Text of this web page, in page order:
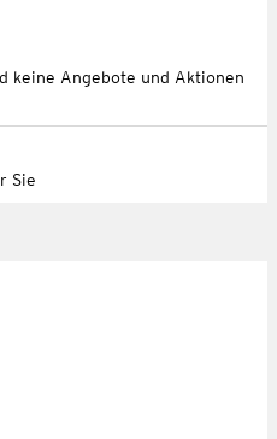
keine Angebote und Aktionen
Sie